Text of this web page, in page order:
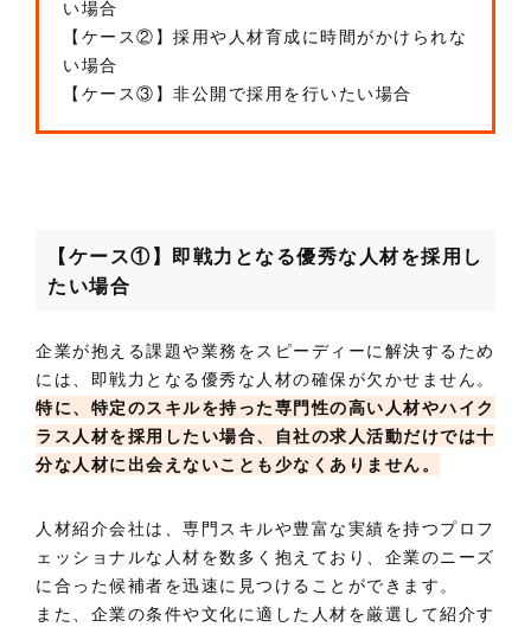
い場合
【ケース②】採用や人材育成に時間がかけられな
い場合
【ケース③】非公開で採用を行いたい場合
【ケース①】即戦力となる優秀な人材を採用し
たい場合
企業が抱える課題や業務をスピーディーに解決するため
には、即戦力となる優秀な人材の確保が欠かせません。
特に、特定のスキルを持った専門性の高い人材やハイク
ラス人材を採用したい場合、自社の求人活動だけでは十
分な人材に出会えないことも少なくありません。
人材紹介会社は、専門スキルや豊富な実績を持つプロフ
ェッショナルな人材を数多く抱えており、企業のニーズ
に合った候補者を迅速に見つけることができます。
また、企業の条件や文化に適した人材を厳選して紹介す